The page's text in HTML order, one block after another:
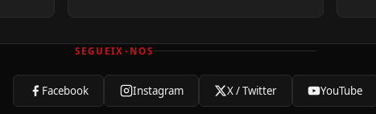
SEGUEIX-NOS
Facebook Instagram X / Twitter YouTube